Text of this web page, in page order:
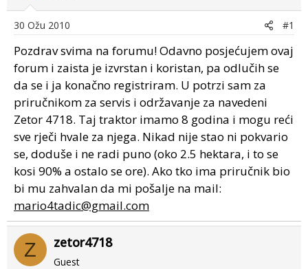
r
e
n
u
o
o
g
p
o
t
a
30 Ožu 2010 #1
Pozdrav svima na forumu! Odavno posjećujem ovaj
forum i zaista je izvrstan i koristan, pa odlučih se
da se i ja konačno registriram. U potrzi sam za
priručnikom za servis i održavanje za navedeni
Zetor 4718. Taj traktor imamo 8 godina i mogu reći
sve rječi hvale za njega. Nikad nije stao ni pokvario
se, doduše i ne radi puno (oko 2.5 hektara, i to se
kosi 90% a ostalo se ore). Ako tko ima priručnik bio
bi mu zahvalan da mi pošalje na mail:
mario4tadic@gmail.com
Z zetor4718
Guest